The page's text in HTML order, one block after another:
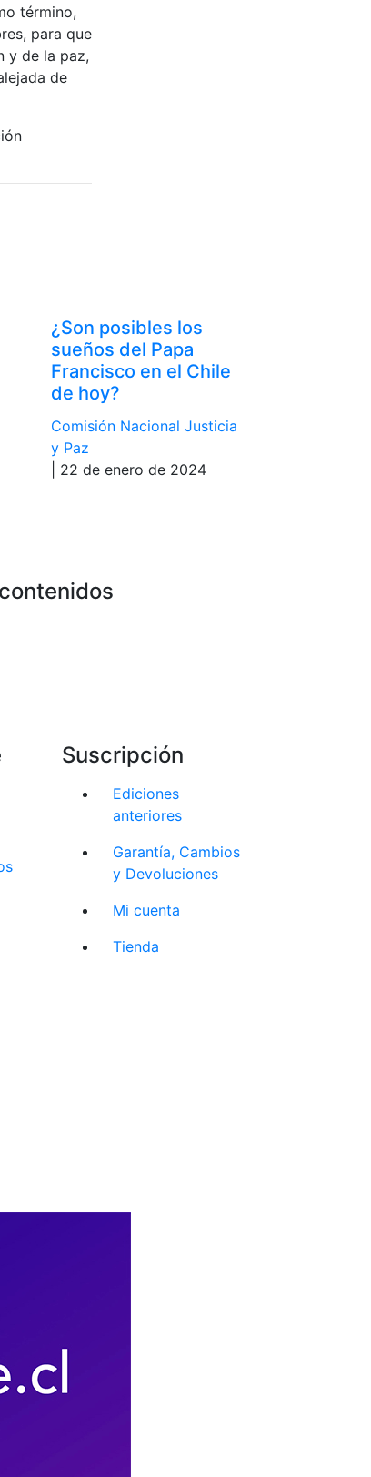
término,
para que
y de la paz,
de
¿Son posibles los
sueños del Papa
Francisco en el Chile
de hoy?
Comisión Nacional Justicia
y Paz
| 22 de enero de 2024
Suscripción
Ediciones
anteriores
Garantía, Cambios
y Devoluciones
Mi cuenta
Tienda